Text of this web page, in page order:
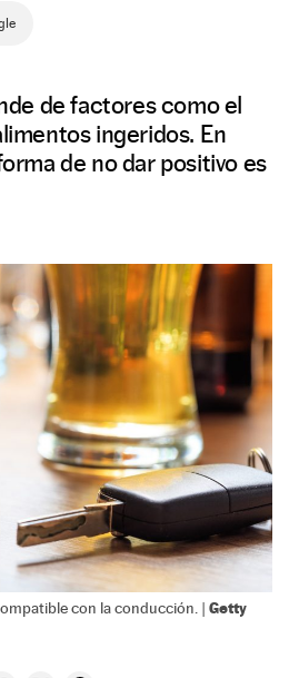
de factores como el
ingeridos. En
de no dar positivo es
con la conducción. | Getty